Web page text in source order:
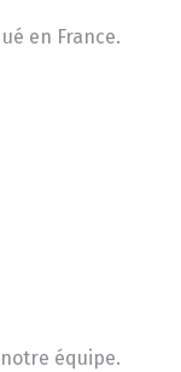
en France.
équipe.